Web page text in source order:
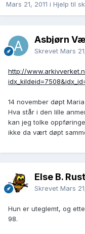
Mars 21, 2011 i Hjelp til
Aѕbjørn
Skrevet Mars
http://
14 november døpt
Hva står i den lille
kan jeg tolke
ikke da vært døpt
Else B.
Skrevet Mars
Hun er uteglemt, og
98.